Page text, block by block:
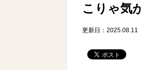
こりゃ気
更新日：2025.08.11